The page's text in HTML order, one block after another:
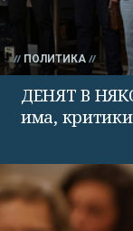
ПОЛИТИКА
ДЕНЯТ В
има,